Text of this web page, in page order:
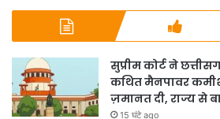
सुप्रीम कोर्ट ने
कथित मैनपावर
ज़मानत दी, राज्य से
15 घंटे ago